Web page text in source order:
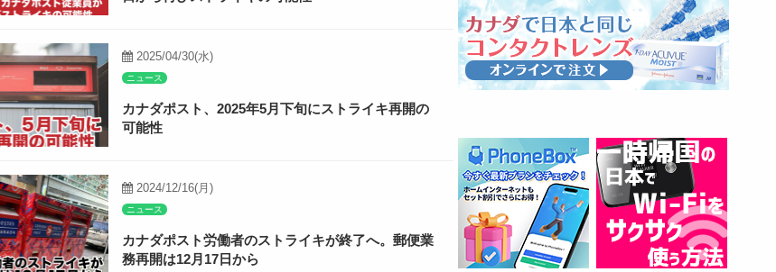
2025/04/30(水)
ニュース
カナダポスト、2025年5月下旬にストライキ再開の
可能性
2024/12/16(月)
ニュース
カナダポスト労働者のストライキが終了へ。郵便業
務再開は12月17日から